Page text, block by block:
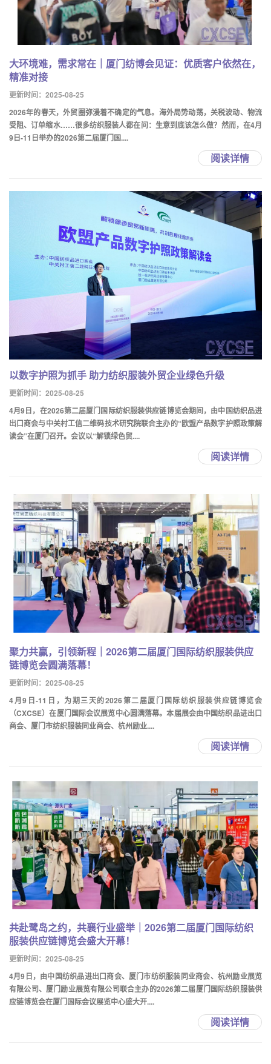
大环境难，需求常在｜厦门纺博会见证：优质客户依然在，
精准对接
更新时间：2025-08-25
2026年的春天，外贸圈弥漫着不确定的气息。海外局势动荡，关税波动、物流
受阻、订单缩水……很多纺织服装人都在问：生意到底该怎么做？然而，在4月
9日-11日举办的2026第二届厦门国....
阅读详情
以数字护照为抓手 助力纺织服装外贸企业绿色升级
更新时间：2025-08-25
4月9日，在2026第二届厦门国际纺织服装供应链博览会期间，由中国纺织品进
出口商会与中关村工信二维码技术研究院联合主办的“欧盟产品数字护照政策解
读会”在厦门召开。会议以“解锁绿色贸....
阅读详情
聚力共赢，引领新程｜2026第二届厦门国际纺织服装供应
链博览会圆满落幕！
更新时间：2025-08-25
4月9日-11日，为期三天的2026第二届厦门国际纺织服装供应链博览会
（CXCSE）在厦门国际会议展览中心圆满落幕。本届展会由中国纺织品进出口
商会、厦门市纺织服装同业商会、杭州励业....
阅读详情
共赴鹭岛之约，共襄行业盛举｜2026第二届厦门国际纺织
服装供应链博览会盛大开幕！
更新时间：2025-08-25
4月9日，由中国纺织品进出口商会、厦门市纺织服装同业商会、杭州励业展览
有限公司、厦门励业展览有限公司联合主办的2026第二届厦门国际纺织服装供
应链博览会在厦门国际会议展览中心盛大开....
阅读详情